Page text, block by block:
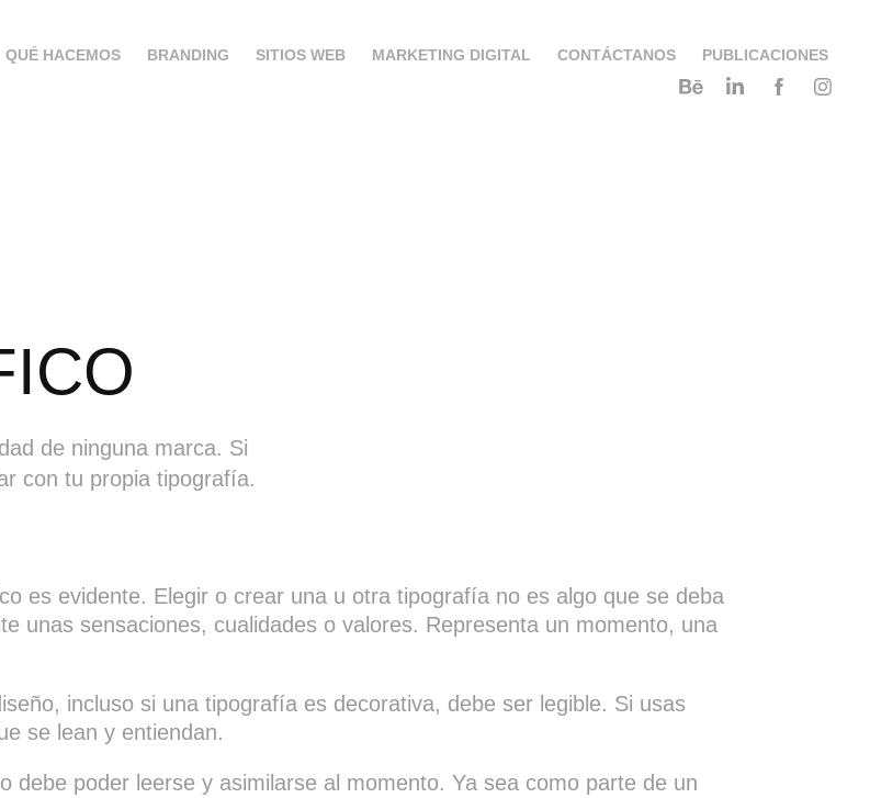
QUÉ HACEMOS BRANDING SITIOS WEB MARKETING DIGITAL CONTÁCTANOS PUBLICACIONES
de ninguna marca. Si
con tu propia tipografía.
es evidente. Elegir o crear una u otra tipografía no es algo que se deba
unas sensaciones, cualidades o valores. Representa un momento, una
incluso si una tipografía es decorativa, debe ser legible. Si usas
se lean y entiendan.
debe poder leerse y asimilarse al momento. Ya sea como parte de un